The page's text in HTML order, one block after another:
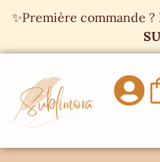
✨Première commande
Panneau de gestion des